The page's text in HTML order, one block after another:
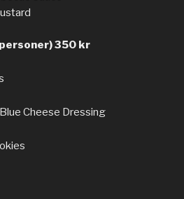
350 kr
Cheese Dressing